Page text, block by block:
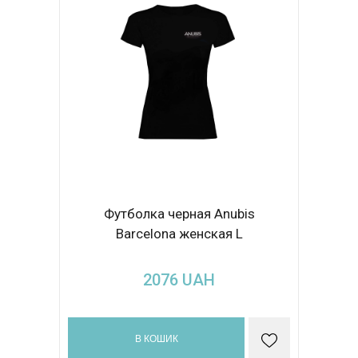
Футболка черная Anubis
Barcelona женская L
2076 UAH
В КОШИК